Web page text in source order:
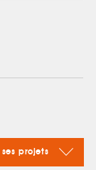
projets